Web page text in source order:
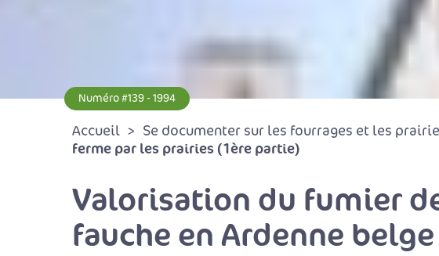
Numéro #139 - 1994
Accueil Se documenter sur les fourrages et les
ferme par les prairies (1ère partie)
Valorisation du fumier
fauche en Ardenne